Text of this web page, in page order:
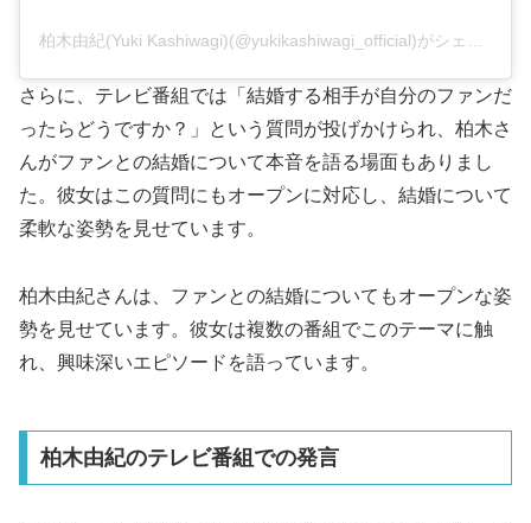
柏木由紀(Yuki Kashiwagi)(@yukikashiwagi_official)がシェアした投稿
さらに、テレビ番組では「結婚する相手が自分のファンだ
ったらどうですか？」という質問が投げかけられ、柏木さ
んがファンとの結婚について本音を語る場面もありまし
た。彼女はこの質問にもオープンに対応し、結婚について
柔軟な姿勢を見せています。
柏木由紀さんは、ファンとの結婚についてもオープンな姿
勢を見せています。彼女は複数の番組でこのテーマに触
れ、興味深いエピソードを語っています。
柏木由紀のテレビ番組での発言